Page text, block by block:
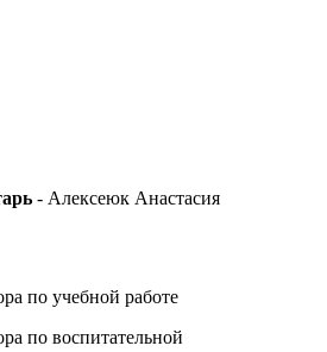
- Алексеюк Анастасия
по учебной работе
по воспитательной